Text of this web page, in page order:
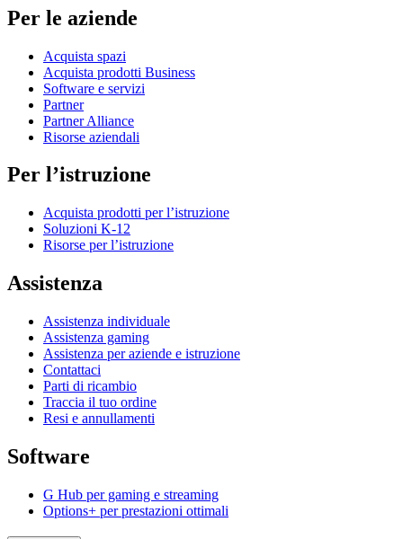
Per le aziende
Acquista spazi
Acquista prodotti Business
Software e servizi
Partner
Partner Alliance
Risorse aziendali
Per l’istruzione
Acquista prodotti per l’istruzione
Soluzioni K-12
Risorse per l’istruzione
Assistenza
Assistenza individuale
Assistenza gaming
Assistenza per aziende e istruzione
Contattaci
Parti di ricambio
Traccia il tuo ordine
Resi e annullamenti
Software
G Hub per gaming e streaming
Options+ per prestazioni ottimali